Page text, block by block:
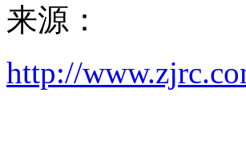
来源：
http://